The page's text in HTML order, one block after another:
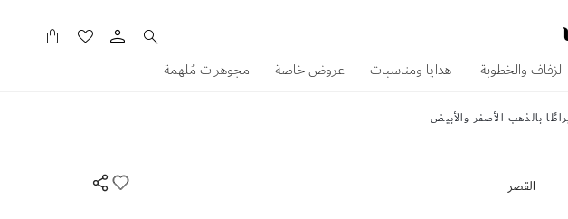
الزفاف والخطوبة هدايا ومناسبات عروض خاصة مجوهرات مُلهمة
القصر